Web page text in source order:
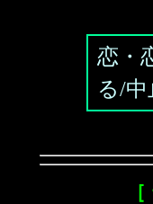
恋・
る/中